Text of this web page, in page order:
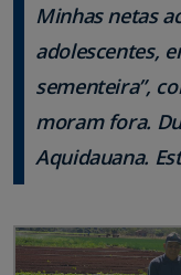
Minhas netas
adolescentes,
sementeira”,
moram fora.
Aquidauana.